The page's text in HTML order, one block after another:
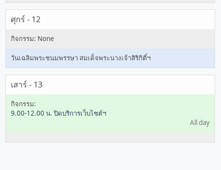
ศุกร์ - 12
วันเฉลิมพระชนมพรรษา สมเด็จพระนางเจ้าสิริกิติ์ฯ
เสาร์ - 13
9.00-12.00 น. ปิดบริการเว็บไซต์ฯ
All day